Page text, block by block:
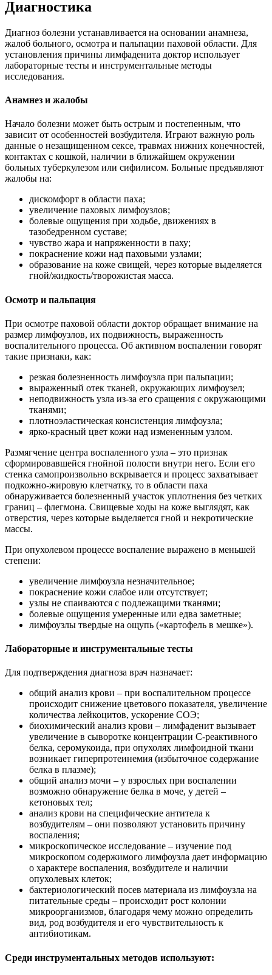
Диагностика
Диагноз болезни устанавливается на основании анамнеза,
жалоб больного, осмотра и пальпации паховой области. Для
установления причины лимфаденита доктор использует
лабораторные тесты и инструментальные методы
исследования.
Анамнез и жалобы
Начало болезни может быть острым и постепенным, что
зависит от особенностей возбудителя. Играют важную роль
данные о незащищенном сексе, травмах нижних конечностей,
контактах с кошкой, наличии в ближайшем окружении
больных туберкулезом или сифилисом. Больные предъявляют
жалобы на:
дискомфорт в области паха;
увеличение паховых лимфоузлов;
болевые ощущения при ходьбе, движениях в
тазобедренном суставе;
чувство жара и напряженности в паху;
покраснение кожи над паховыми узлами;
образование на коже свищей, через которые выделяется
гной/жидкость/творожистая масса.
Осмотр и пальпация
При осмотре паховой области доктор обращает внимание на
размер лимфоузлов, их подвижность, выраженность
воспалительного процесса. Об активном воспалении говорят
такие признаки, как:
резкая болезненность лимфоузла при пальпации;
выраженный отек тканей, окружающих лимфоузел;
неподвижность узла из-за его сращения с окружающими
тканями;
плотноэластическая консистенция лимфоузла;
ярко-красный цвет кожи над измененным узлом.
Размягчение центра воспаленного узла – это признак
сформировавшейся гнойной полости внутри него. Если его
стенка самопроизвольно вскрывается и процесс захватывает
подкожно-жировую клетчатку, то в области паха
обнаруживается болезненный участок уплотнения без четких
границ – флегмона. Свищевые ходы на коже выглядят, как
отверстия, через которые выделяется гной и некротические
массы.
При опухолевом процессе воспаление выражено в меньшей
степени:
увеличение лимфоузла незначительное;
покраснение кожи слабое или отсутствует;
узлы не спаиваются с подлежащими тканями;
болевые ощущения умеренные или едва заметные;
лимфоузлы твердые на ощупь («картофель в мешке»).
Лабораторные и инструментальные тесты
Для подтверждения диагноза врач назначает:
общий анализ крови – при воспалительном процессе
происходит снижение цветового показателя, увеличение
количества лейкоцитов, ускорение СОЭ;
биохимический анализ крови – лимфаденит вызывает
увеличение в сыворотке концентрации С-реактивного
белка, серомукоида, при опухолях лимфоидной ткани
возникает гиперпротеинемия (избыточное содержание
белка в плазме);
общий анализ мочи – у взрослых при воспалении
возможно обнаружение белка в моче, у детей –
кетоновых тел;
анализ крови на специфические антитела к
возбудителям – они позволяют установить причину
воспаления;
микроскопическое исследование – изучение под
микроскопом содержимого лимфоузла дает информацию
о характере воспаления, возбудителе и наличии
опухолевых клеток;
бактериологический посев материала из лимфоузла на
питательные среды – происходит рост колонии
микроорганизмов, благодаря чему можно определить
вид, род возбудителя и его чувствительность к
антибиотикам.
Среди инструментальных методов используют: